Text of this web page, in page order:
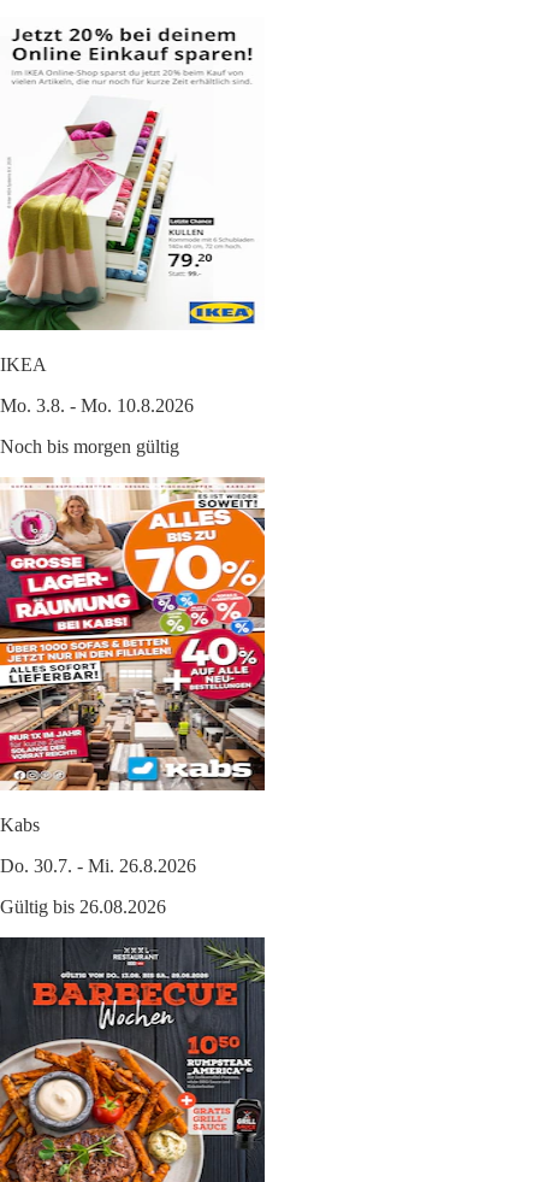
IKEA
Mo. 3.8. - Mo. 10.8.2026
Noch bis morgen gültig
Kabs
Do. 30.7. - Mi. 26.8.2026
Gültig bis 26.08.2026